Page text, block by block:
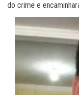
do crime e